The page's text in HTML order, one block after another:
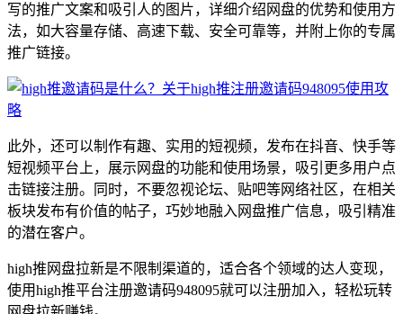
写的推广文案和吸引人的图片，详细介绍网盘的优势和使用方
法，如大容量存储、高速下载、安全可靠等，并附上你的专属
推广链接。
此外，还可以制作有趣、实用的短视频，发布在抖音、快手等
短视频平台上，展示网盘的功能和使用场景，吸引更多用户点
击链接注册。同时，不要忽视论坛、贴吧等网络社区，在相关
板块发布有价值的帖子，巧妙地融入网盘推广信息，吸引精准
的潜在客户。
high推网盘拉新是不限制渠道的，适合各个领域的达人变现，
使用high推平台注册邀请码948095就可以注册加入，轻松玩转